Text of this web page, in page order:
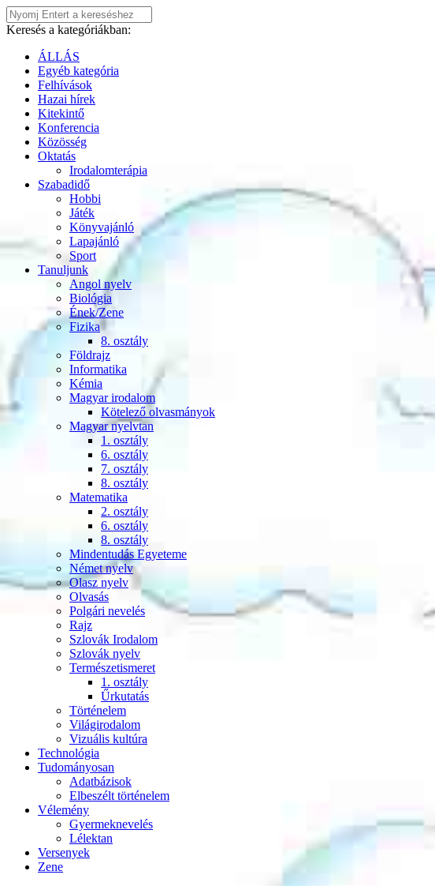
Keresés a kategóriákban:
ÁLLÁS
Egyéb kategória
Felhívások
Hazai hírek
Kitekintő
Konferencia
Közösség
Oktatás
Irodalomterápia
Szabadidő
Hobbi
Játék
Könyvajánló
Lapajánló
Sport
Tanuljunk
Angol nyelv
Biológia
Ének/Zene
Fizika
8. osztály
Földrajz
Informatika
Kémia
Magyar irodalom
Kötelező olvasmányok
Magyar nyelvtan
1. osztály
6. osztály
7. osztály
8. osztály
Matematika
2. osztály
6. osztály
8. osztály
Mindentudás Egyeteme
Német nyelv
Olasz nyelv
Olvasás
Polgári nevelés
Rajz
Szlovák Irodalom
Szlovák nyelv
Természetismeret
1. osztály
Űrkutatás
Történelem
Világirodalom
Vizuális kultúra
Technológia
Tudományosan
Adatbázisok
Elbeszélt történelem
Vélemény
Gyermeknevelés
Lélektan
Versenyek
Zene